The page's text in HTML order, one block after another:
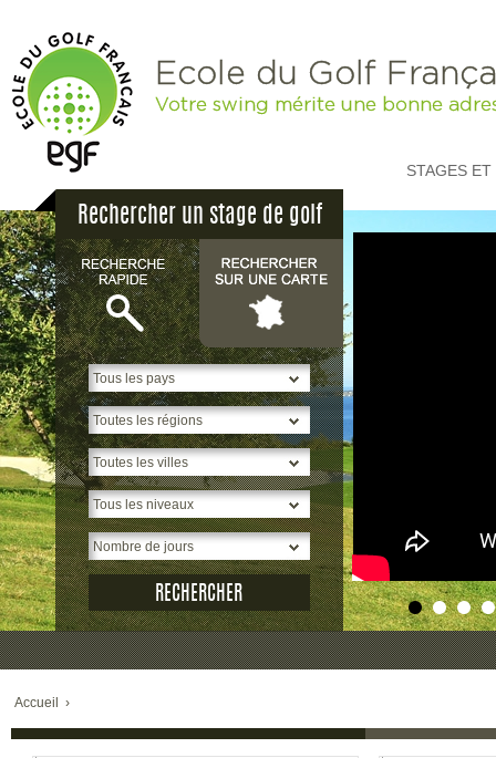
Ecole du Golf
Votre swing mérite une bonne
STAGES
Rechercher un stage de golf
Accueil ›